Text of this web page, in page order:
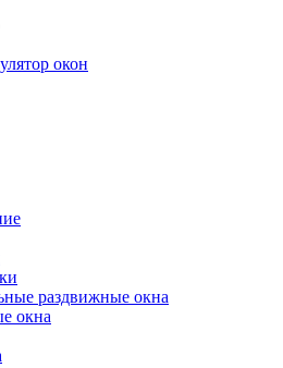
окон
раздвижные окна
окна